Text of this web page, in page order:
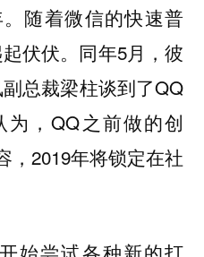
随着微信的快速普
伏伏。同年5月，彼
总裁梁柱谈到了QQ
，QQ之前做的创
，2019年将锁定在社
始尝试各种新的打